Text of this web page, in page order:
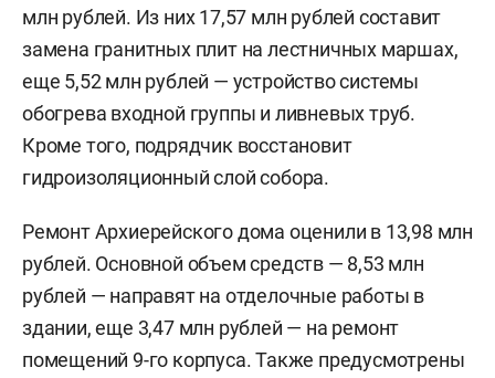
млн рублей. Из них 17,57 млн рублей составит
замена гранитных плит на лестничных маршах,
еще 5,52 млн рублей — устройство системы
обогрева входной группы и ливневых труб.
Кроме того, подрядчик восстановит
гидроизоляционный слой собора.
Ремонт Архиерейского дома оценили в 13,98 млн
рублей. Основной объем средств — 8,53 млн
рублей — направят на отделочные работы в
здании, еще 3,47 млн рублей — на ремонт
помещений 9-го корпуса. Также предусмотрены